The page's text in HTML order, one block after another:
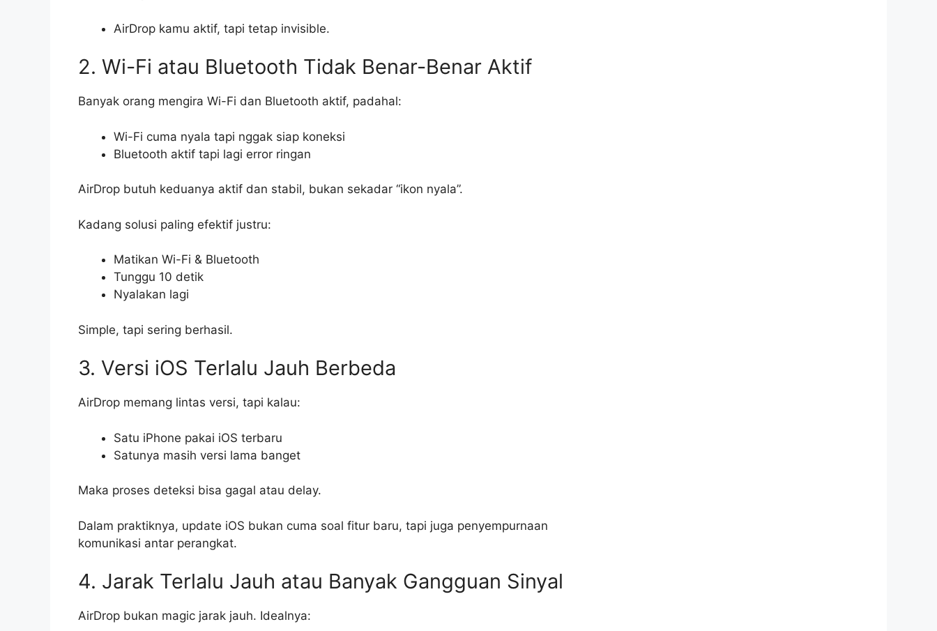
AirDrop kamu aktif, tapi tetap invisible.
2. Wi-Fi atau Bluetooth Tidak Benar-Benar Aktif
Banyak orang mengira Wi-Fi dan Bluetooth aktif, padahal:
Wi-Fi cuma nyala tapi nggak siap koneksi
Bluetooth aktif tapi lagi error ringan
AirDrop butuh keduanya aktif dan stabil, bukan sekadar “ikon nyala”.
Kadang solusi paling efektif justru:
Matikan Wi-Fi & Bluetooth
Tunggu 10 detik
Nyalakan lagi
Simple, tapi sering berhasil.
3. Versi iOS Terlalu Jauh Berbeda
AirDrop memang lintas versi, tapi kalau:
Satu iPhone pakai iOS terbaru
Satunya masih versi lama banget
Maka proses deteksi bisa gagal atau delay.
Dalam praktiknya, update iOS bukan cuma soal fitur baru, tapi juga penyempurnaan
komunikasi antar perangkat.
4. Jarak Terlalu Jauh atau Banyak Gangguan Sinyal
AirDrop bukan magic jarak jauh. Idealnya: